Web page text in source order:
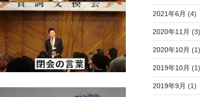
2021年6月 (4)
2020年11月 (3)
2020年10月 (1)
2019年10月 (1)
2019年9月 (1)